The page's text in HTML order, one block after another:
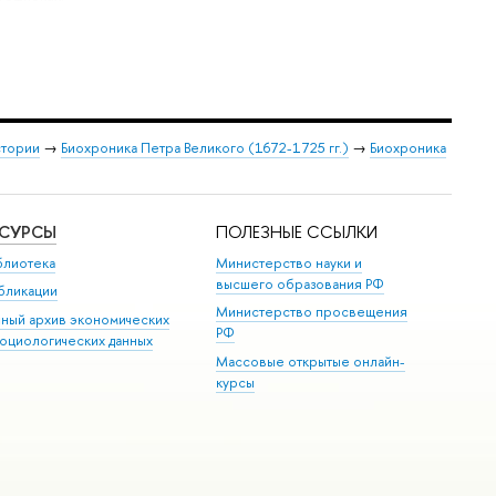
→ Биохроника Петра Великого (1672-1725 гг.) → Биохроника
архив экономических
данных
ПОЛЕЗНЫЕ ССЫЛКИ
Министерство науки и
высшего образования РФ
Министерство просвещения
РФ
Массовые открытые онлайн-
курсы